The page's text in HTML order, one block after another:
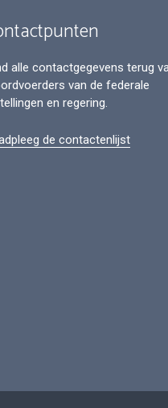
alle contactgegevens terug
van de federale
en regering.
de contactenlijst